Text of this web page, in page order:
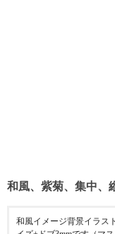
和風、紫菊、集中、
和風イメージ背景イラス